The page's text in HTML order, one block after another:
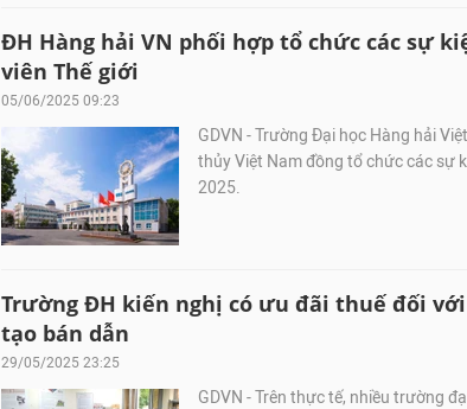
ĐH Hàng hải VN phối hợp tổ chức các sự
viên Thế giới
05/06/2025 09:23
GDVN - Trường Đại học Hàng hải
thủy Việt Nam đồng tổ chức các sự
2025.
Trường ĐH kiến nghị có ưu đãi thuế đối
tạo bán dẫn
29/05/2025 23:25
GDVN - Trên thực tế, nhiều trường